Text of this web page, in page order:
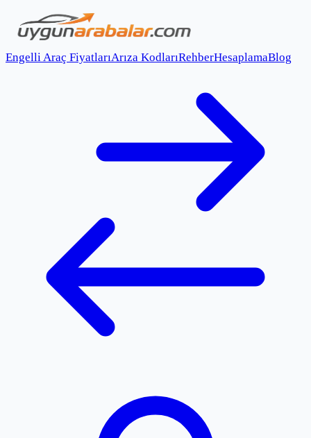
Engelli Araç FiyatlarıArıza KodlarıRehberHesaplamaBlog